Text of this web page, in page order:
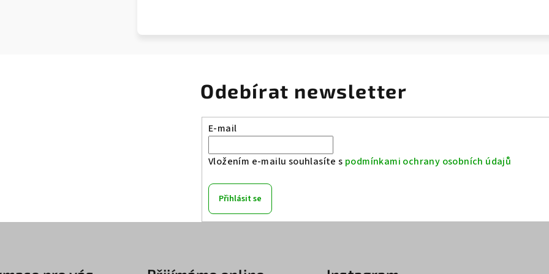
Odebírat newsletter
E-mail
Vložením e-mailu souhlasíte s podmínkami ochrany osobních údajů
Přihlásit se